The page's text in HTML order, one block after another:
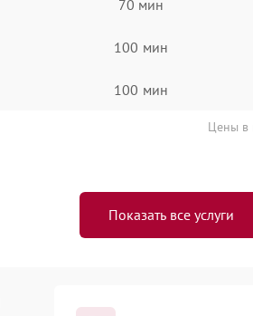
70 мин
100 мин
100 мин
Цены в
Показать все услуги